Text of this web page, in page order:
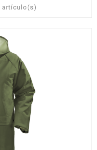
artículo(s)